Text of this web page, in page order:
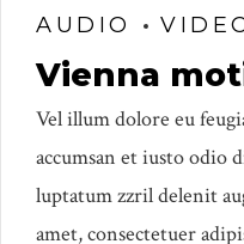
AUDIO
Vienna
Vel illum dolore eu
accumsan et iusto odio
luptatum zzril delenit
amet, consectetuer